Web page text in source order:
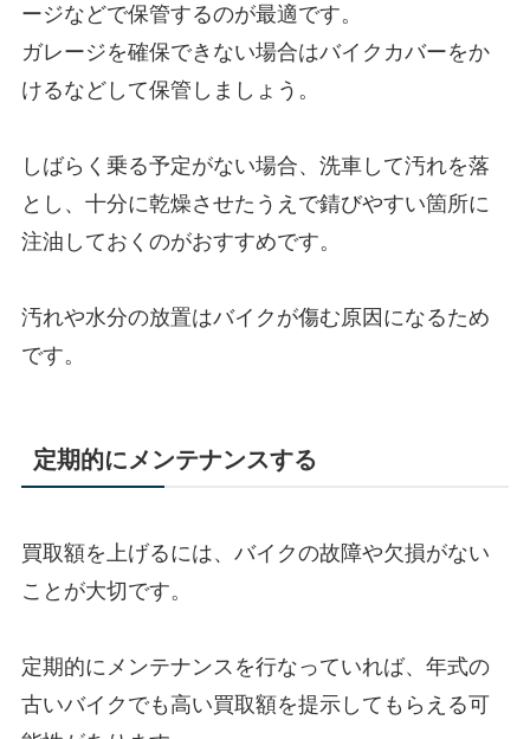
ージなどで保管するのが最適です。
ガレージを確保できない場合はバイクカバーをか
けるなどして保管しましょう。
しばらく乗る予定がない場合、洗車して汚れを落
とし、十分に乾燥させたうえで錆びやすい箇所に
注油しておくのがおすすめです。
汚れや水分の放置はバイクが傷む原因になるため
です。
定期的にメンテナンスする
買取額を上げるには、バイクの故障や欠損がない
ことが大切です。
定期的にメンテナンスを行なっていれば、年式の
古いバイクでも高い買取額を提示してもらえる可